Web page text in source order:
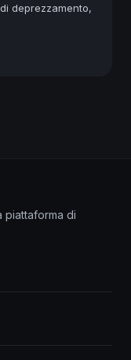
deprezzamento,
di